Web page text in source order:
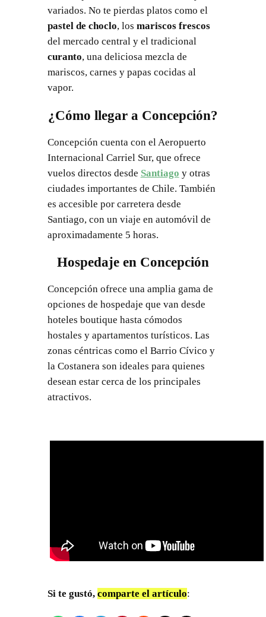
variados. No te pierdas platos como el
pastel de choclo, los mariscos frescos
del mercado central y el tradicional
curanto, una deliciosa mezcla de
mariscos, carnes y papas cocidas al
vapor.
¿Cómo llegar a Concepción?
Concepción cuenta con el Aeropuerto
Internacional Carriel Sur, que ofrece
vuelos directos desde Santiago y otras
ciudades importantes de Chile. También
es accesible por carretera desde
Santiago, con un viaje en automóvil de
aproximadamente 5 horas.
Hospedaje en Concepción
Concepción ofrece una amplia gama de
opciones de hospedaje que van desde
hoteles boutique hasta cómodos
hostales y apartamentos turísticos. Las
zonas céntricas como el Barrio Cívico y
la Costanera son ideales para quienes
desean estar cerca de los principales
atractivos.
Si te gustó, comparte el artículo: